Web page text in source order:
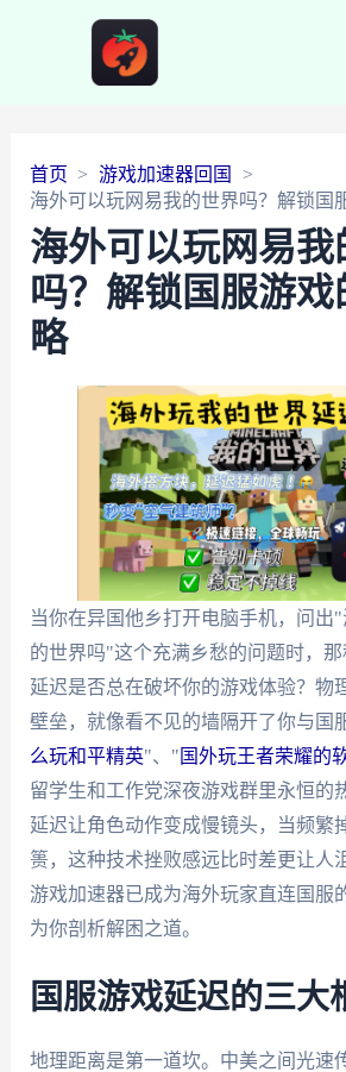
首页
游戏加速器回国
海外可以玩网易我的世界吗？解锁国
海外可以玩网易我
吗？解锁国服游戏
略
当你在异国他乡打开电脑手机，问出
的世界吗"这个充满乡愁的问题时，
延迟是否总在破坏你的游戏体验？物
壁垒，就像看不见的墙隔开了你与国
么玩和平精英"、" 国外玩王者荣耀的
留学生和工作党深夜游戏群里永恒的
延迟让角色动作变成慢镜头，当频繁
篑，这种技术挫败感远比时差更让人
游戏加速器已成为海外玩家直连国服
为你剖析解困之道。
国服游戏延迟的三大
地理距离是第一道坎。中美之间光速